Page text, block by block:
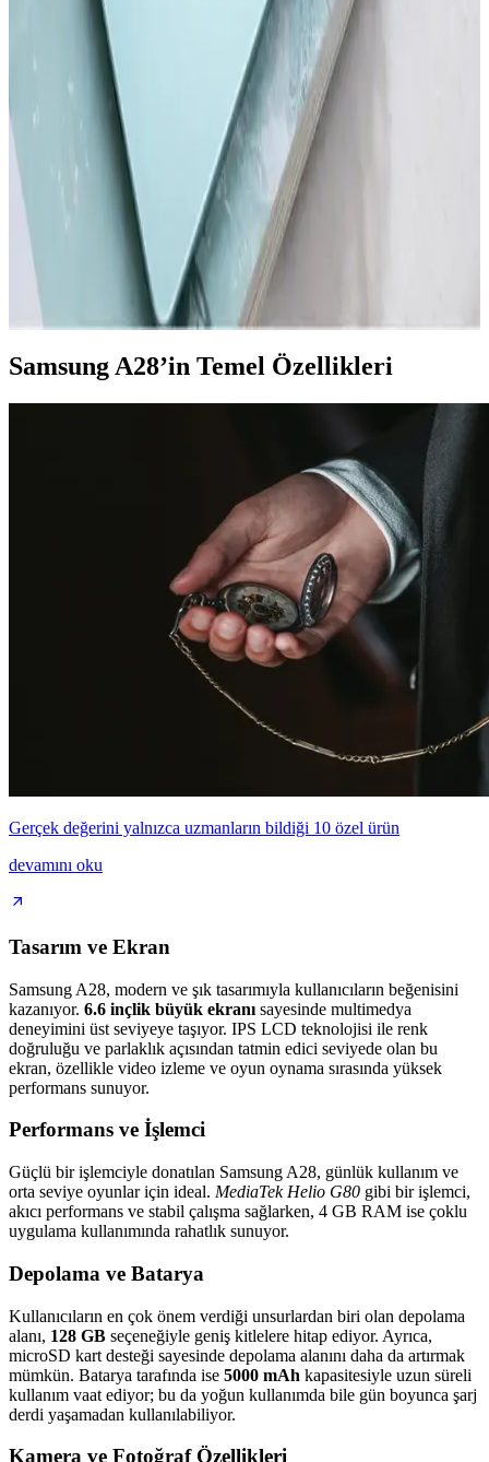
Akıllı Telefon ve Tabletlerde Dosya Temizleme ve
Performans Optimizasyonu
Akıllı telefon ve tabletlerde düzenli dosya temizliği, cihaz
performansını artırır ve depolama alanını genişletir. Güvenilir araçlar
ve doğru yöntemlerle gereksiz dosyalardan kurtulun.
Redmi'nin En Yeni Akıllı Telefon Modeli Hakkında
Güncel Bilgiler ve Beklentiler
Redmi'nin yeni modeli hakkında kesin detaylar henüz açıklanmadı,
ancak teknolojik gelişmeler ve piyasa stratejileri yüksek performans
ve yenilik vaat ediyor.
Samsung A28’in Temel Özellikleri
Gerçek değerini yalnızca uzmanların bildiği 10 özel ürün
devamını oku
Tasarım ve Ekran
Samsung A28, modern ve şık tasarımıyla kullanıcıların beğenisini
kazanıyor. 6.6 inçlik büyük ekranı sayesinde multimedya
deneyimini üst seviyeye taşıyor. IPS LCD teknolojisi ile renk
doğruluğu ve parlaklık açısından tatmin edici seviyede olan bu
ekran, özellikle video izleme ve oyun oynama sırasında yüksek
performans sunuyor.
Performans ve İşlemci
Güçlü bir işlemciyle donatılan Samsung A28, günlük kullanım ve
orta seviye oyunlar için ideal. MediaTek Helio G80 gibi bir işlemci,
akıcı performans ve stabil çalışma sağlarken, 4 GB RAM ise çoklu
uygulama kullanımında rahatlık sunuyor.
Depolama ve Batarya
Kullanıcıların en çok önem verdiği unsurlardan biri olan depolama
alanı, 128 GB seçeneğiyle geniş kitlelere hitap ediyor. Ayrıca,
microSD kart desteği sayesinde depolama alanını daha da artırmak
mümkün. Batarya tarafında ise 5000 mAh kapasitesiyle uzun süreli
kullanım vaat ediyor; bu da yoğun kullanımda bile gün boyunca şarj
derdi yaşamadan kullanılabiliyor.
Kamera ve Fotoğraf Özellikleri